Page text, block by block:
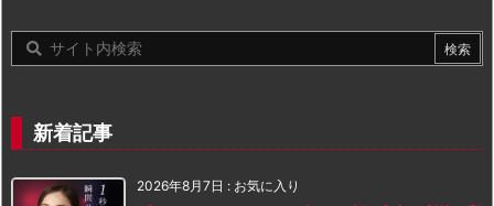
新着記事
2026年8月7日 : お気に入り